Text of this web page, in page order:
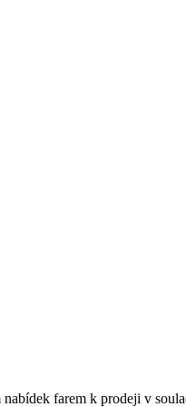
farem k prodeji v